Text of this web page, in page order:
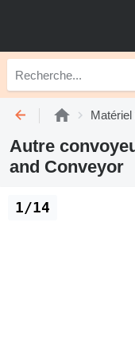
Matériel
Autre
and Conveyor
1/14